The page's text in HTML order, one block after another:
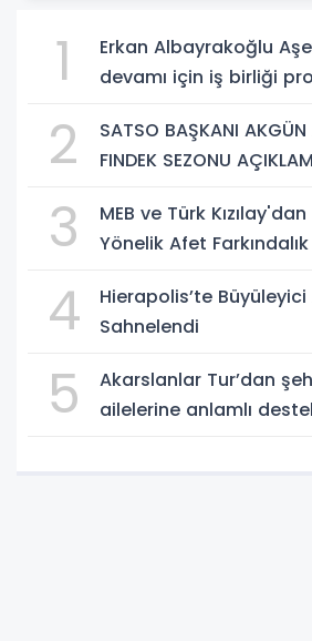
1
Erkan Albayrakoğlu
devamı için iş birliği
2
SATSO BAŞKANI AKGÜN
FINDEK SEZONU
3
MEB ve Türk
Yönelik Afet Farkındalık
4
Hierapolis’te Büyüleyici
Sahnelendi
5
Akarslanlar Tur’dan
ailelerine anlamlı